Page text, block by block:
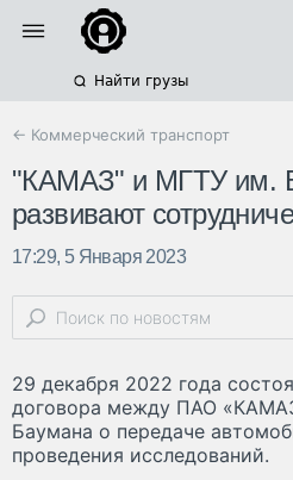
Найти грузы
← Коммерческий транспорт
"КАМАЗ" и МГТУ им.
развивают
17:29, 5 Января 2023
29 декабря 2022 года
договора между ПАО
Баумана о передаче
проведения исследований.